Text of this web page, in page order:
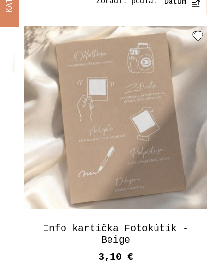
Zoradiť podľa: Dátum
Info kartička Fotokútik -
Beige
3,10 €